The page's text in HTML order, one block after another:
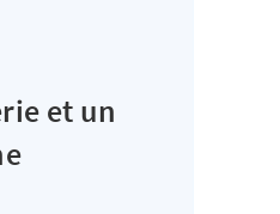
et un